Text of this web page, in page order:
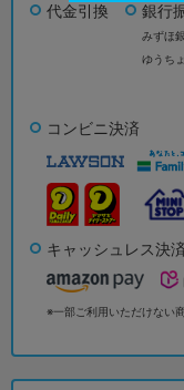
代金引換 銀行
みずほ銀
ゆうち
コンビニ決済
キャッシュレス決済
※一部ご利用いただけない